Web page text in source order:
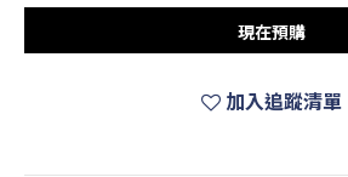
現在預購
加入追蹤清單